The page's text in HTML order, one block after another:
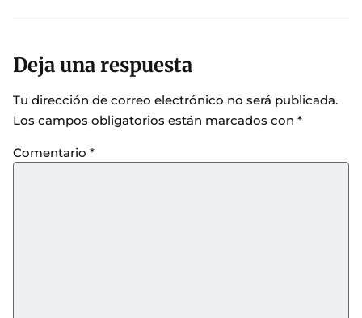
Deja una respuesta
Tu dirección de correo electrónico no será publicada.
Los campos obligatorios están marcados con *
Comentario *